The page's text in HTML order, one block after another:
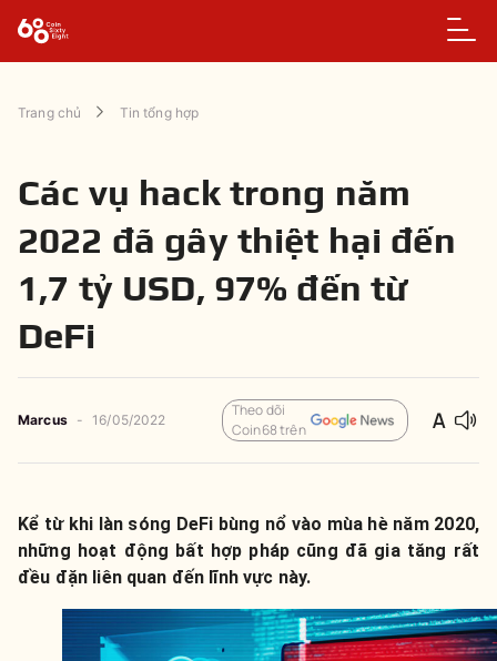
Trang chủ Tin tổng hợp
Các vụ hack trong năm
2022 đã gây thiệt hại đến
1,7 tỷ USD, 97% đến từ
DeFi
Marcus - 16/05/2022
Theo dõi
Coin68 trên
Kể từ khi làn sóng DeFi bùng nổ vào mùa hè năm 2020,
những hoạt động bất hợp pháp cũng đã gia tăng rất
đều đặn liên quan đến lĩnh vực này.